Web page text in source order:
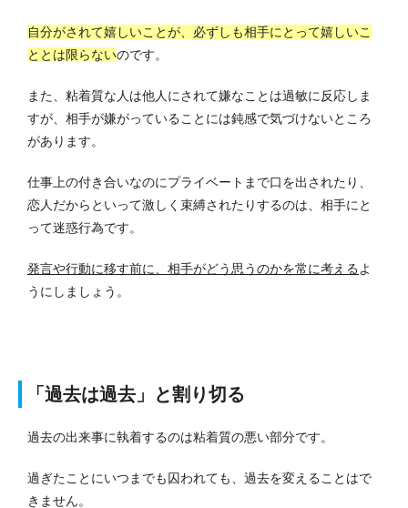
自分がされて嬉しいことが、必ずしも相手にとって嬉しいこ
ととは限らないのです。
また、粘着質な人は他人にされて嫌なことは過敏に反応しま
すが、相手が嫌がっていることには鈍感で気づけないところ
があります。
仕事上の付き合いなのにプライベートまで口を出されたり、
恋人だからといって激しく束縛されたりするのは、相手にと
って迷惑行為です。
発言や行動に移す前に、相手がどう思うのかを常に考えるよ
うにしましょう。
「過去は過去」と割り切る
過去の出来事に執着するのは粘着質の悪い部分です。
過ぎたことにいつまでも囚われても、過去を変えることはで
きません。